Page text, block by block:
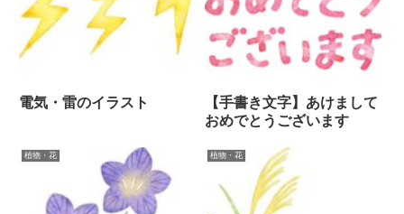
電気・雷のイラスト
【手書き文字】あけまして
おめでとうございます
植物・花 植物・花